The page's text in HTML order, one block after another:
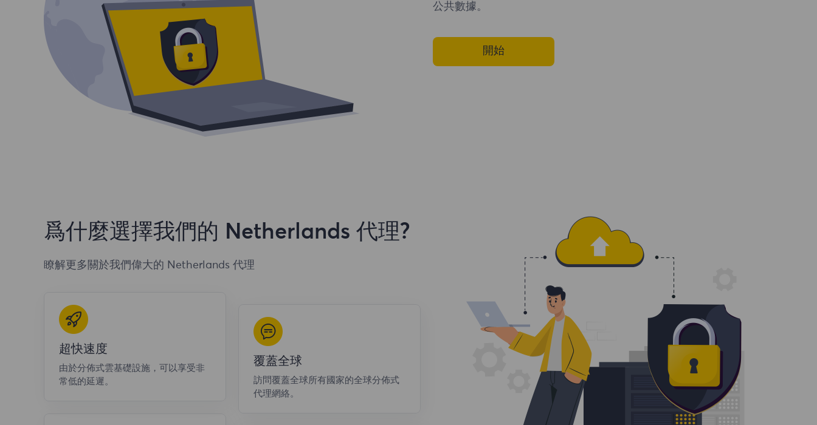
公共數據。
開始
爲什麼選擇我們的 Netherlands 代理?
瞭解更多關於我們偉大的 Netherlands 代理
超快速度
由於分佈式雲基礎設施，可以享受非
常低的延遲。
覆蓋全球
訪問覆蓋全球所有國家的全球分佈式
代理網絡。